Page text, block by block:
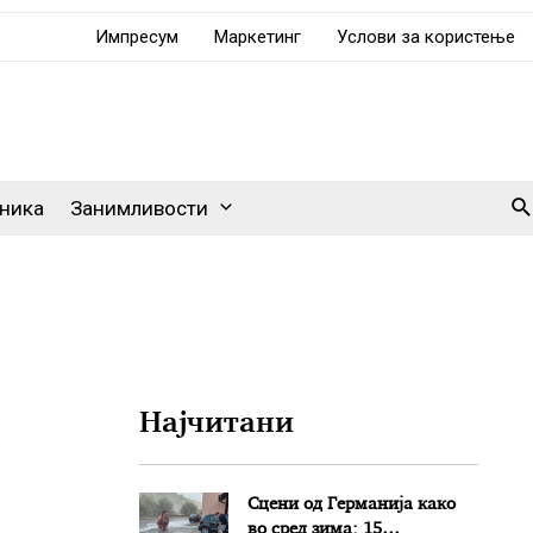
Импресум Маркетинг Услови за користење
Занимливости
Најчитани
Сцени од Германија како
во сред зима: 15